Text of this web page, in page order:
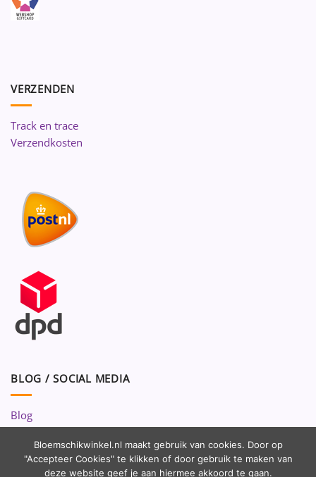
VERZENDEN
Track en trace
Verzendkosten
BLOG / SOCIAL MEDIA
Blog
Volg ons op:
Bloemschikwinkel.nl maakt gebruik van cookies. Door op
"Accepteer Cookies" te klikken of door gebruik te maken van
deze website geef je aan hiermee akkoord te gaan.